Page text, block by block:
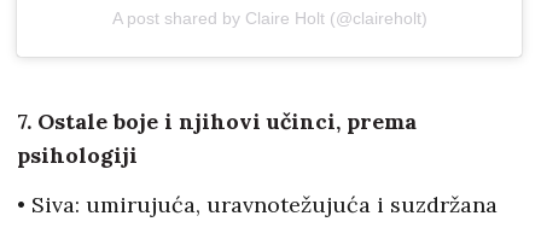
A post shared by Claire Holt (@claireholt)
7. Ostale boje i njihovi učinci, prema
psihologiji
• Siva: umirujuća, uravnotežujuća i suzdržana